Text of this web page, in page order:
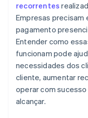
recorrentes
Empresas precisam
pagamento
Entender como
funcionam pode
necessidades dos
cliente, aumentar
operar com
alcançar.